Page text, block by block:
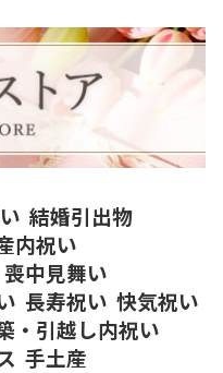
結婚引出物
内祝い
喪中見舞い
長寿祝い 快気祝い
・引越し内祝い
手土産